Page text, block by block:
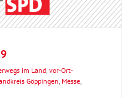
im Land, vor-Ort-
Göppingen, Messe,